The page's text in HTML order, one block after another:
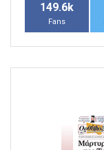
149.6k
Fans